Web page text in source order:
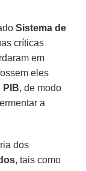
Sistema de
críticas
em
eles
PIB, de modo
a
dos
, tais como